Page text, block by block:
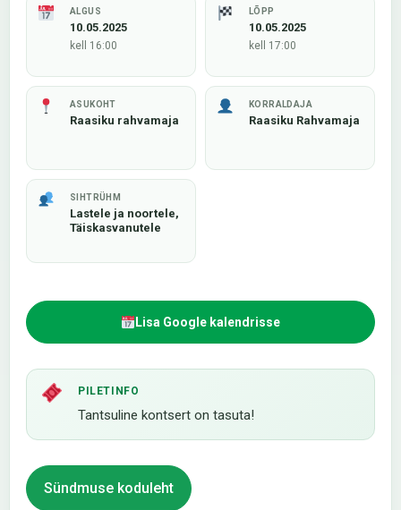
ALGUS
10.05.2025
kell 16:00
LÕPP
10.05.2025
kell 17:00
ASUKOHT
Raasiku rahvamaja
KORRALDAJA
Raasiku Rahvamaja
SIHTRÜHM
Lastele ja noortele,
Täiskasvanutele
Lisa Google kalendrisse
PILETINFO
Tantsuline kontsert on tasuta!
Sündmuse koduleht